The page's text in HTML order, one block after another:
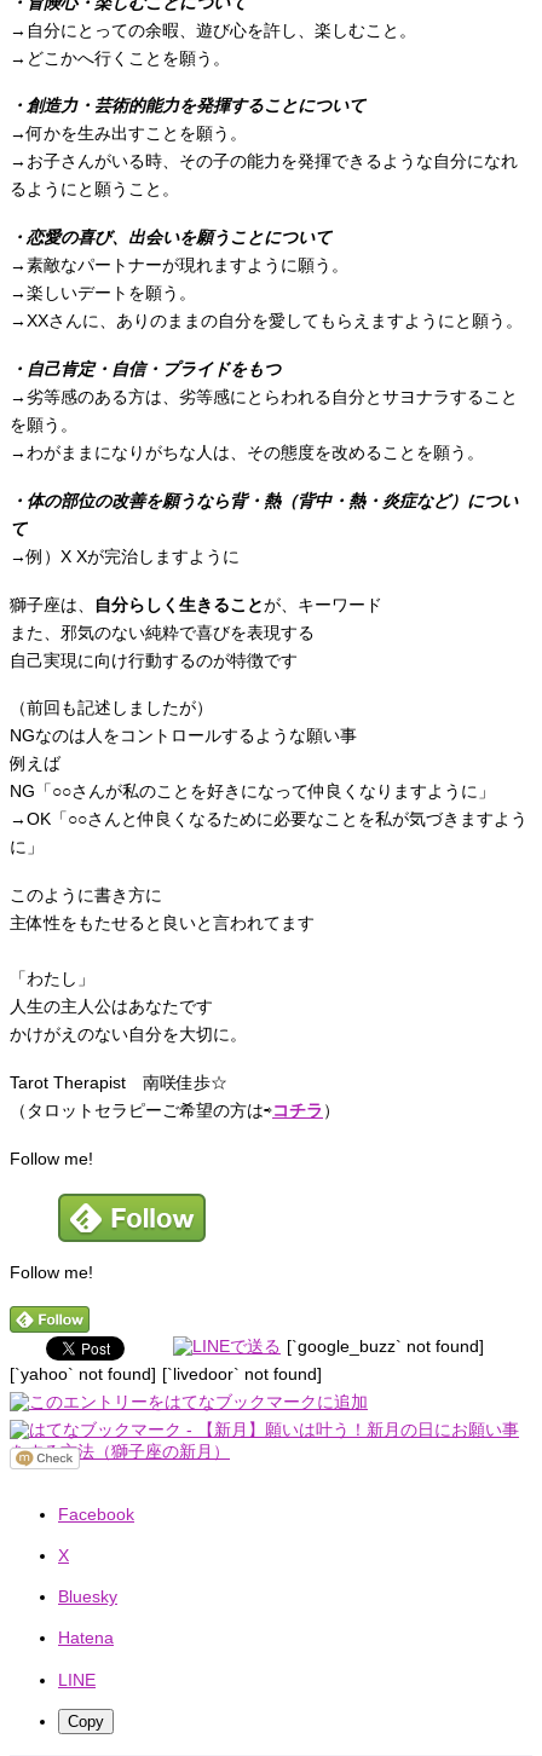
→自分にとっての余暇、遊び心を許し、楽しむこと。
→どこかへ行くことを願う。
・創造力・芸術的能力を発揮することについて
→何かを生み出すことを願う。
→お子さんがいる時、その子の能力を発揮できるような自分になれ
るようにと願うこと。
・恋愛の喜び、出会いを願うことについて
→素敵なパートナーが現れますように願う。
→楽しいデートを願う。
→XXさんに、ありのままの自分を愛してもらえますようにと願う。
・自己肯定・自信・プライドをもつ
→劣等感のある方は、劣等感にとらわれる自分とサヨナラすること
を願う。
→わがままになりがちな人は、その態度を改めることを願う。
・体の部位の改善を願うなら背・熱（背中・熱・炎症など）につい
て
→例）X Xが完治しますように
獅子座は、 自分らしく生きることが、キーワード
また、邪気のない純粋で喜びを表現する
自己実現に向け行動するのが特徴です
（前回も記述しましたが）
NGなのは人をコントロールするような願い事
例えば
NG「○○さんが私のことを好きになって仲良くなりますように」
→OK「○○さんと仲良くなるために必要なことを私が気づきますよう
に」
このように書き方に
主体性をもたせると良いと言われてます
「わたし」
人生の主人公はあなたです
かけがえのない自分を大切に。
Tarot Therapist 南咲佳歩☆
（タロットセラピーご希望の方は⇨コチラ ）
Follow me!
Follow me!
[`google_buzz` not found]
[`yahoo` not found] [`livedoor` not found]
Facebook
X
Bluesky
Hatena
LINE
Copy